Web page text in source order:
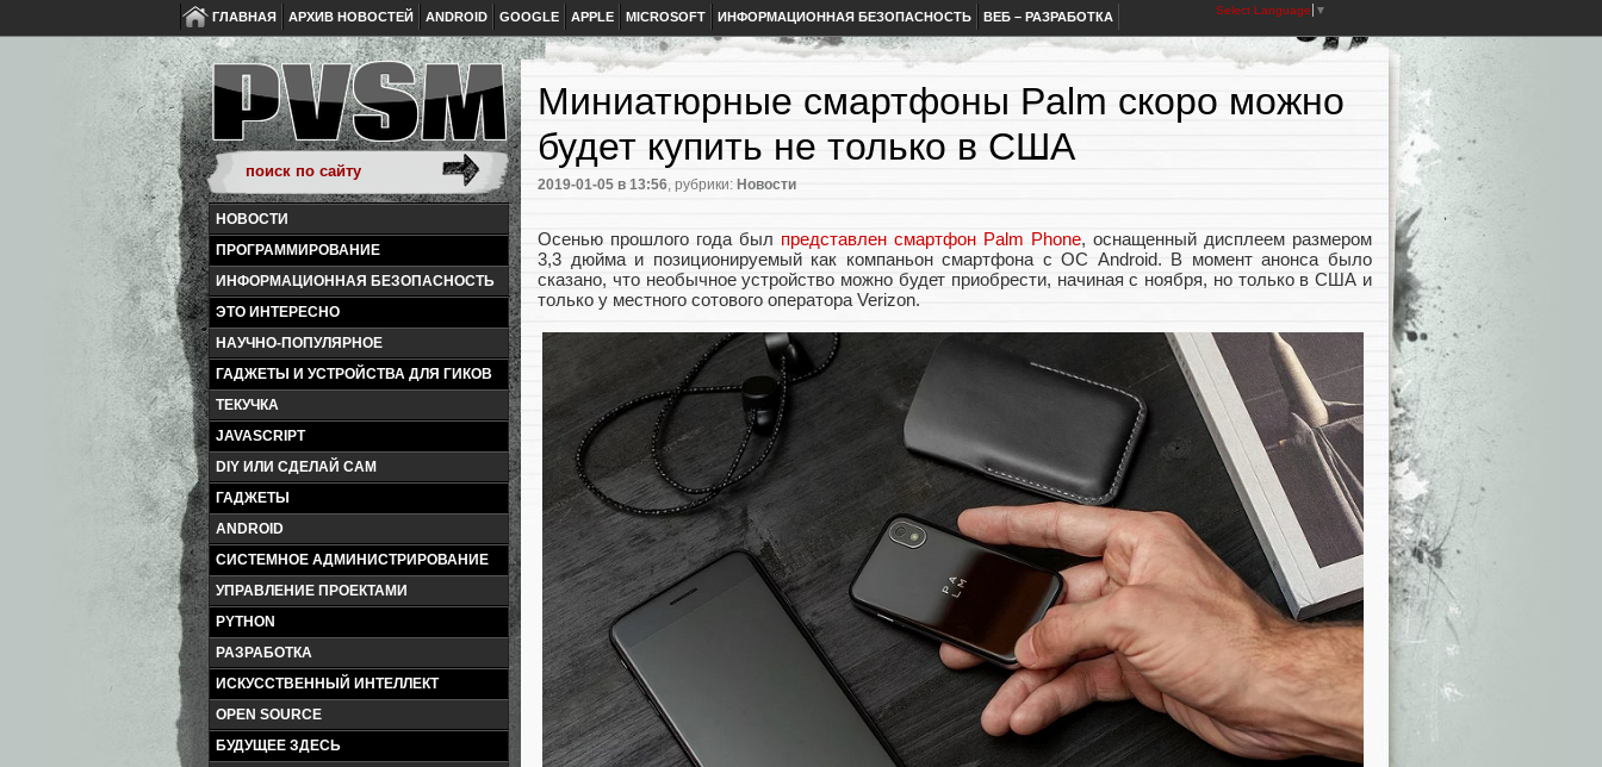
ГЛАВНАЯ АРХИВ НОВОСТЕЙ ANDROID GOOGLE APPLE MICROSOFT ИНФОРМАЦИОННАЯ БЕЗОПАСНОСТЬ ВЕБ – РАЗРАБОТКА Select Language ▼
НОВОСТИ
ПРОГРАММИРОВАНИЕ
ИНФОРМАЦИОННАЯ БЕЗОПАСНОСТЬ
ЭТО ИНТЕРЕСНО
НАУЧНО-ПОПУЛЯРНОЕ
ГАДЖЕТЫ И УСТРОЙСТВА ДЛЯ ГИКОВ
ТЕКУЧКА
JAVASCRIPT
DIY ИЛИ СДЕЛАЙ САМ
ГАДЖЕТЫ
ANDROID
СИСТЕМНОЕ АДМИНИСТРИРОВАНИЕ
УПРАВЛЕНИЕ ПРОЕКТАМИ
PYTHON
РАЗРАБОТКА
ИСКУССТВЕННЫЙ ИНТЕЛЛЕКТ
OPEN SOURCE
БУДУЩЕЕ ЗДЕСЬ
Миниатюрные смартфоны Palm скоро можно
будет купить не только в США
2019-01-05 в 13:56, рубрики: Новости
Осенью прошлого года был представлен смартфон Palm Phone, оснащенный дисплеем размером
3,3 дюйма и позиционируемый как компаньон смартфона с ОС Android. В момент анонса было
сказано, что необычное устройство можно будет приобрести, начиная с ноября, но только в США и
только у местного сотового оператора Verizon.